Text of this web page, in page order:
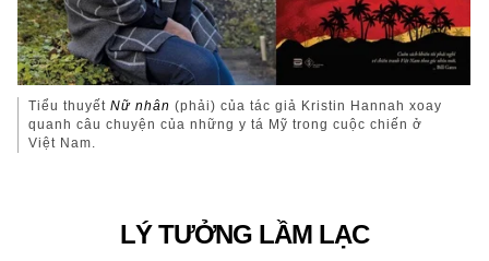
Tiểu thuyếtNữ nhân (phải) của tác giả Kristin Hannah xoay
quanh câu chuyện của những y tá Mỹ trong cuộc chiến ở
Việt Nam.
LÝ TƯỞNG LẦM LẠC